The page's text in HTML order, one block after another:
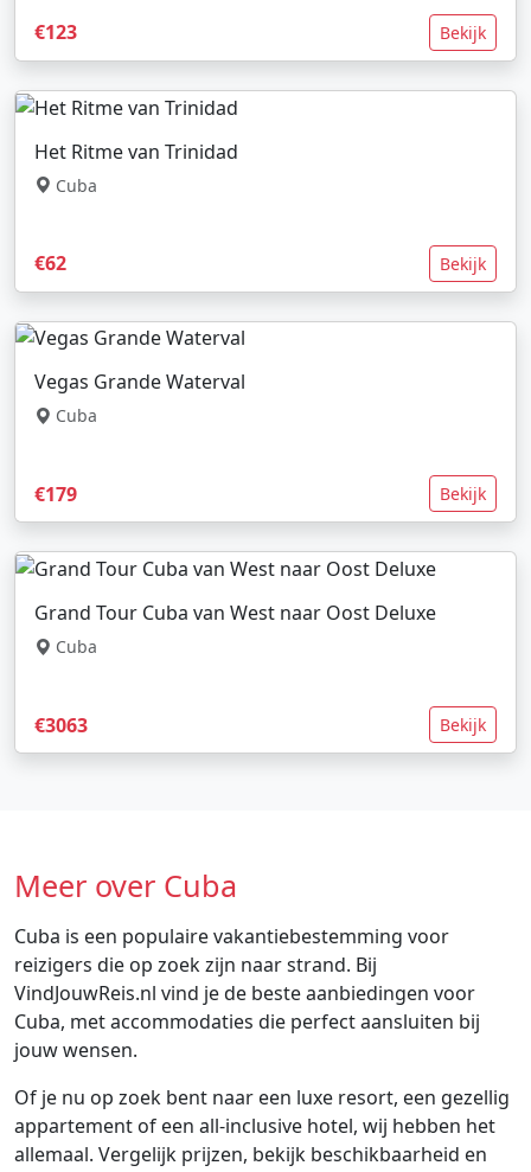
€123 Bekijk
Het Ritme van Trinidad
Cuba
€62 Bekijk
Vegas Grande Waterval
Cuba
€179 Bekijk
Grand Tour Cuba van West naar Oost Deluxe
Cuba
€3063 Bekijk
Meer over Cuba
Cuba is een populaire vakantiebestemming voor
reizigers die op zoek zijn naar strand. Bij
VindJouwReis.nl vind je de beste aanbiedingen voor
Cuba, met accommodaties die perfect aansluiten bij
jouw wensen.
Of je nu op zoek bent naar een luxe resort, een gezellig
appartement of een all-inclusive hotel, wij hebben het
allemaal. Vergelijk prijzen, bekijk beschikbaarheid en